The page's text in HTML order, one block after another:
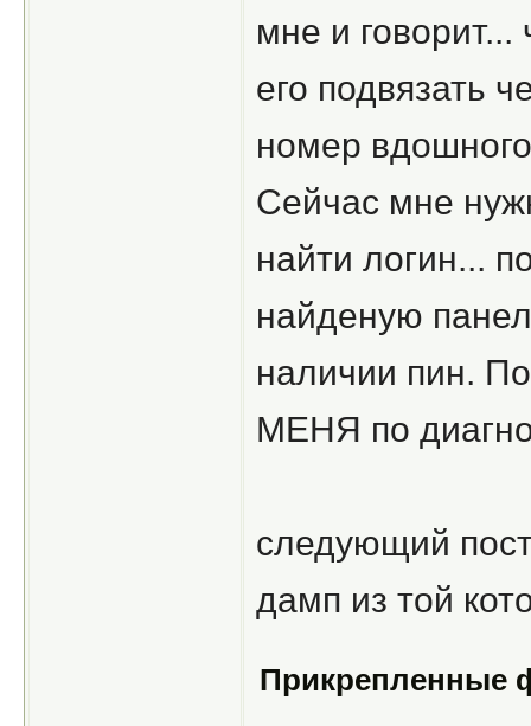
мне и
его подвязать
номер
Сейчас мне
найти логин...
найденую
наличии пин.
МЕНЯ по
следующий
дамп из той
Прикрепленные